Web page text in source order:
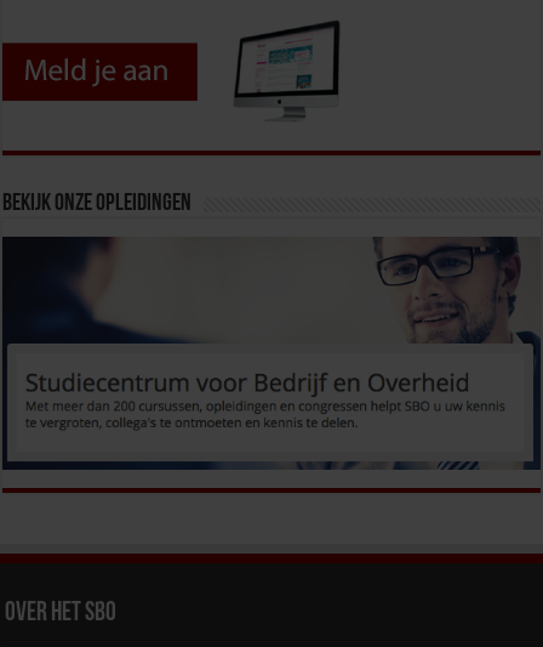
Bekijk onze opleidingen
Over het SBO